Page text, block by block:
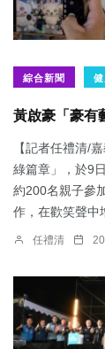
綜合新聞
黃啟豪「豪有
【記者任禮清/
綠篇章」，於9
約200名親子參
作，在歡笑聲中
任禮清